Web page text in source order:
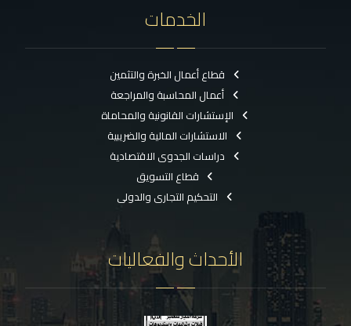
الخدمات
قطاع أعمال الخبرة والتثمين
أعمال المحاسبة والمراجعة
الإستشارات القانونية والمحاماة
الاستشارات المالية والضريبية
دراسات الجدوى الاقتصادية
قطاع التسويق
التحكيم التجارى والدولى
الأحداث والفعاليات